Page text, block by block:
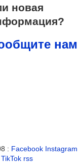
новая
: Facebook Instagram
TikTok rss